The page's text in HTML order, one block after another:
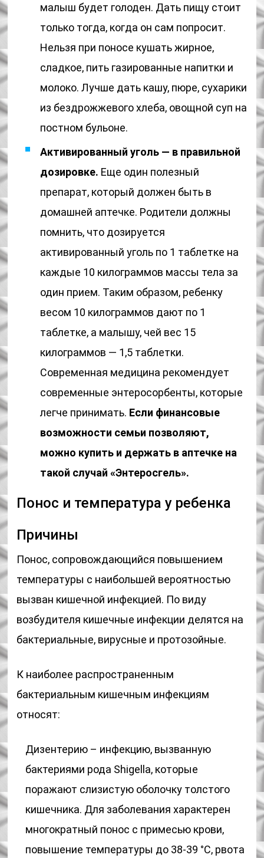
малыш будет голоден. Дать пищу стоит
только тогда, когда он сам попросит.
Нельзя при поносе кушать жирное,
сладкое, пить газированные напитки и
молоко. Лучше дать кашу, пюре, сухарики
из бездрожжевого хлеба, овощной суп на
постном бульоне.
Активированный уголь — в правильной
дозировке. Еще один полезный
препарат, который должен быть в
домашней аптечке. Родители должны
помнить, что дозируется
активированный уголь по 1 таблетке на
каждые 10 килограммов массы тела за
один прием. Таким образом, ребенку
весом 10 килограммов дают по 1
таблетке, а малышу, чей вес 15
килограммов — 1,5 таблетки.
Современная медицина рекомендует
современные энтеросорбенты, которые
легче принимать. Если финансовые
возможности семьи позволяют,
можно купить и держать в аптечке на
такой случай «Энтеросгель».
Понос и температура у ребенка
Причины
Понос, сопровождающийся повышением
температуры с наибольшей вероятностью
вызван кишечной инфекцией. По виду
возбудителя кишечные инфекции делятся на
бактериальные, вирусные и протозойные.
К наиболее распространенным
бактериальным кишечным инфекциям
относят:
Дизентерию – инфекцию, вызванную
бактериями рода Shigella, которые
поражают слизистую оболочку толстого
кишечника. Для заболевания характерен
многократный понос с примесью крови,
повышение температуры до 38-39 °С, рвота